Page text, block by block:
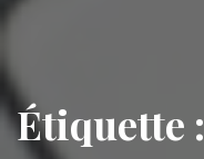
Étiquette :